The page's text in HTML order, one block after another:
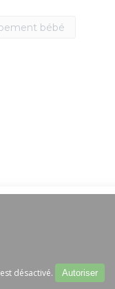
Les
bébé
désactivé. Autoriser